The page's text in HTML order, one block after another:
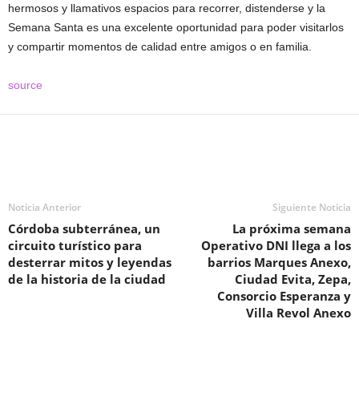
hermosos y llamativos espacios para recorrer, distenderse y la
Semana Santa es una excelente oportunidad para poder visitarlos
y compartir momentos de calidad entre amigos o en familia.
source
Noticia Anterior
Córdoba subterránea, un
circuito turístico para
desterrar mitos y leyendas
de la historia de la ciudad
Siguiente Noticia
La próxima semana
Operativo DNI llega a los
barrios Marques Anexo,
Ciudad Evita, Zepa,
Consorcio Esperanza y
Villa Revol Anexo